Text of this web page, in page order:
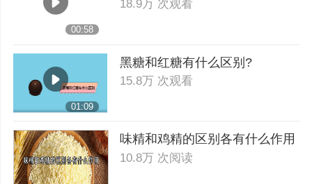
00:58
18.9万 次观看
01:09
黑糖和红糖有什么区别?
15.8万 次观看
味精和鸡精的区别各有什么作用
10.8万 次阅读